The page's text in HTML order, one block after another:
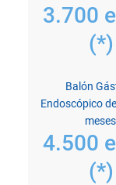
3.700
(*)
Balón
Endoscópico
4.500
(*)